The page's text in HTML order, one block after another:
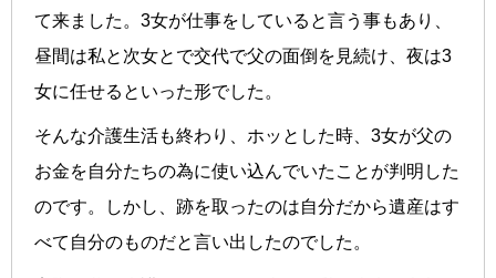
て来ました。3女が仕事をしていると言う事もあり、
昼間は私と次女とで交代で父の面倒を見続け、夜は3
女に任せるといった形でした。
そんな介護生活も終わり、ホッとした時、3女が父の
お金を自分たちの為に使い込んでいたことが判明した
のです。しかし、跡を取ったのは自分だから遺産はす
べて自分のものだと言い出したのでした。